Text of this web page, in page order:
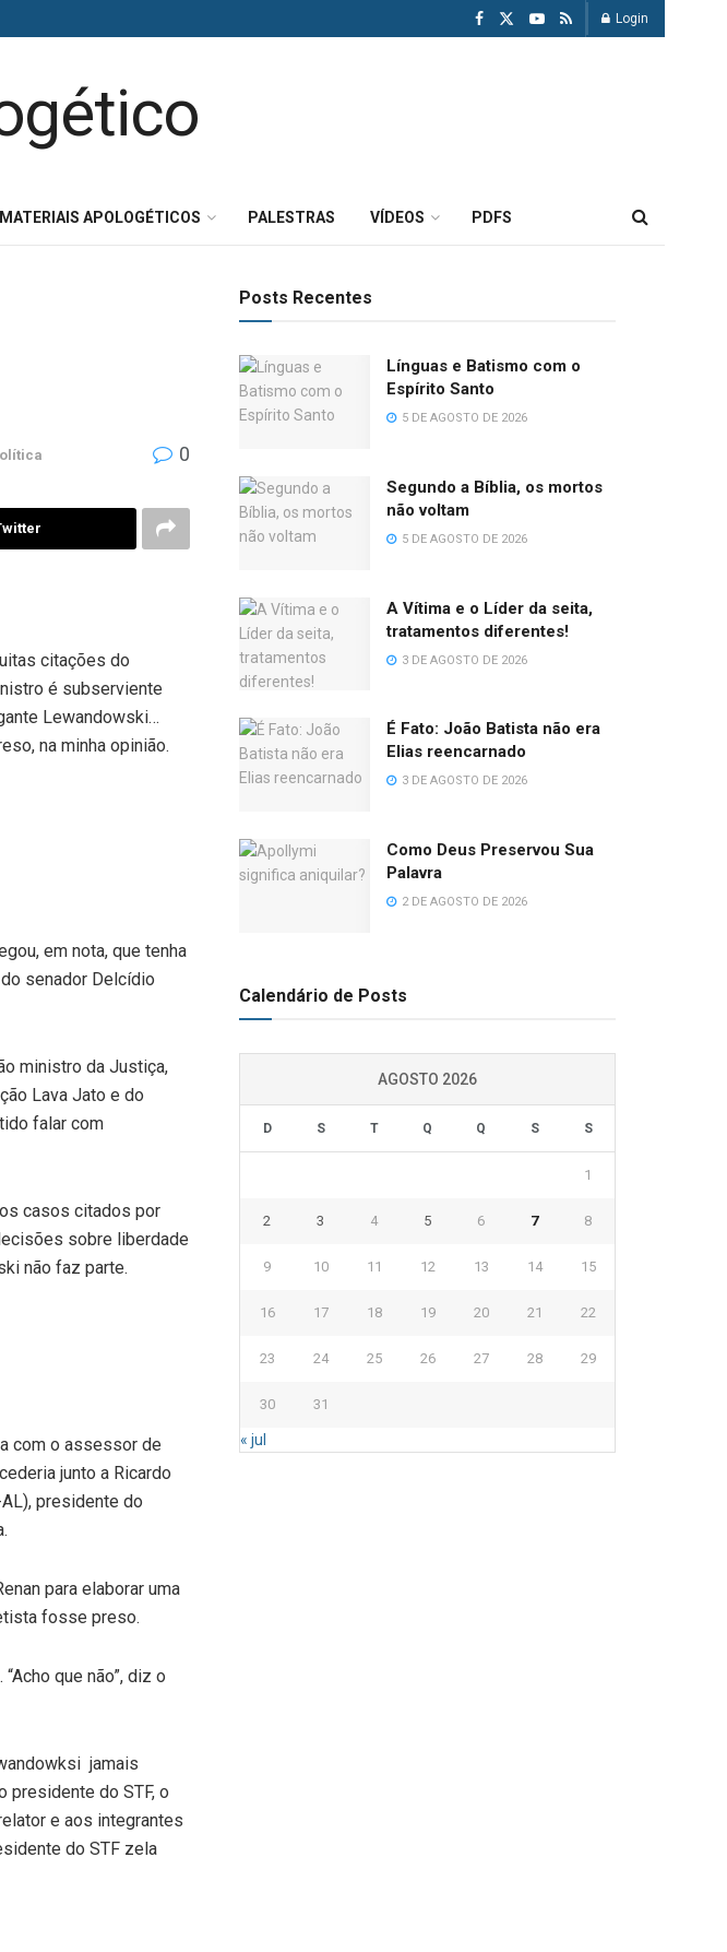
Login
MATERIAIS APOLOGÉTICOS PALESTRAS VÍDEOS PDFS
0
citações do
é subserviente
Lewandowski…
na minha opinião.
em nota, que tenha
senador Delcídio
ministro da Justiça,
Lava Jato e do
falar com
casos citados por
sobre liberdade
não faz parte.
com o assessor de
junto a Ricardo
presidente do
para elaborar uma
fosse preso.
que não”, diz o
jamais
presidente do STF, o
e aos integrantes
do STF zela
Posts Recentes
Línguas e Batismo com o
Espírito Santo
5 DE AGOSTO DE 2026
Segundo a Bíblia, os mortos
não voltam
5 DE AGOSTO DE 2026
A Vítima e o Líder da seita,
tratamentos diferentes!
3 DE AGOSTO DE 2026
É Fato: João Batista não era
Elias reencarnado
3 DE AGOSTO DE 2026
Como Deus Preservou Sua
Palavra
2 DE AGOSTO DE 2026
Calendário de Posts
AGOSTO 2026
D S T Q Q S S
1
2 3 4 5 6 7 8
9 10 11 12 13 14 15
16 17 18 19 20 21 22
23 24 25 26 27 28 29
30 31
« jul